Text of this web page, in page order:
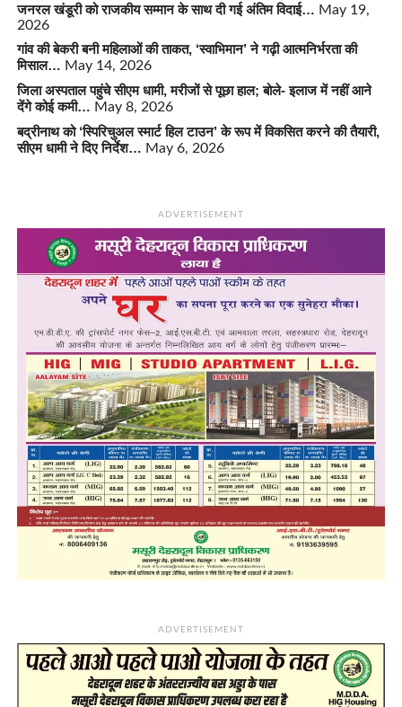
जनरल खंडूरी को राजकीय सम्मान के साथ दी गई अंतिम विदाई… May 19,
2026
गांव की बेकरी बनी महिलाओं की ताकत, ‘स्वाभिमान’ ने गढ़ी आत्मनिर्भरता की
मिसाल… May 14, 2026
जिला अस्पताल पहुंचे सीएम धामी, मरीजों से पूछा हाल; बोले- इलाज में नहीं आने
देंगे कोई कमी… May 8, 2026
बद्रीनाथ को ‘स्पिरिचुअल स्मार्ट हिल टाउन’ के रूप में विकसित करने की तैयारी,
सीएम धामी ने दिए निर्देश… May 6, 2026
ADVERTISEMENT
ADVERTISEMENT